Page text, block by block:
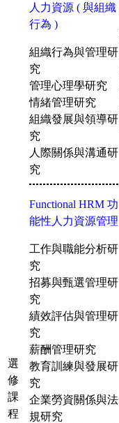
選
修
課
程
人力資源 ( 與組織
行為 )
組織行為與管理研
究
管理心理學研究
情緒管理研究
組織發展與領導研
究
人際關係與溝通研
究
Functional HRM 功
能性人力資源管理
工作與職能分析研
究
招募與甄選管理研
究
績效評估與管理研
究
薪酬管理研究
教育訓練與發展研
究
企業勞資關係與法
規研究